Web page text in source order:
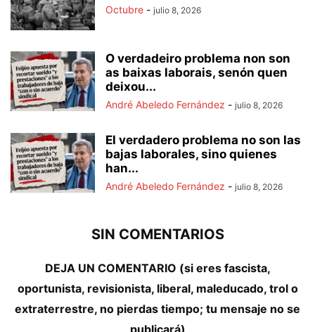
Octubre - julio 8, 2026
O verdadeiro problema non son
as baixas laborais, senón quen
deixou...
André Abeledo Fernández - julio 8, 2026
El verdadero problema no son las
bajas laborales, sino quienes
han...
André Abeledo Fernández - julio 8, 2026
SIN COMENTARIOS
DEJA UN COMENTARIO (si eres fascista,
oportunista, revisionista, liberal, maleducado, trol o
extraterrestre, no pierdas tiempo; tu mensaje no se